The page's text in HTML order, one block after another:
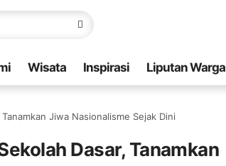
Wisata Inspirasi Liputan Warga
Jiwa Nasionalisme Sejak Dini
Dasar, Tanamkan